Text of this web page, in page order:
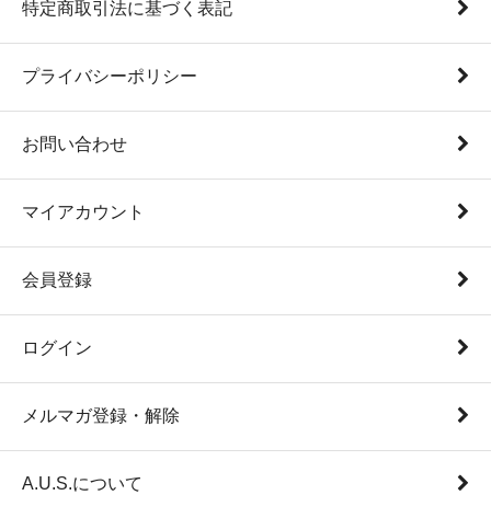
特定商取引法に基づく表記
プライバシーポリシー
お問い合わせ
マイアカウント
会員登録
ログイン
メルマガ登録・解除
A.U.S.について